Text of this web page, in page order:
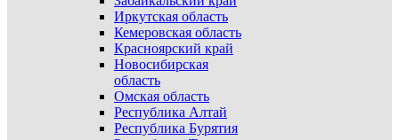
Иркутская область
Кемеровская область
Красноярский край
Новосибирская
область
Омская область
Республика Алтай
Республика Бурятия